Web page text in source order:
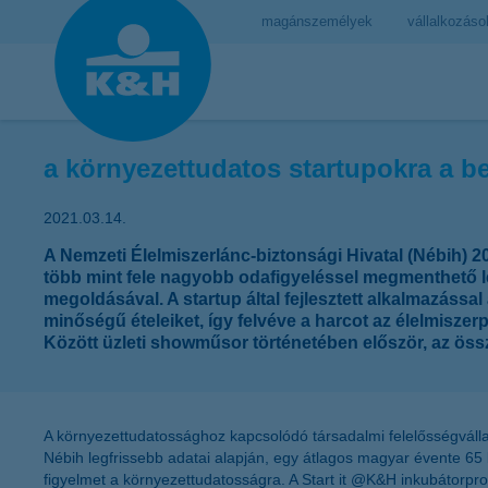
magánszemélyek
a környezettudatos startupokra a
2021.03.14.
A Nemzeti Élelmiszerlánc-biztonsági Hivatal (Nébih)
több mint fele nagyobb odafigyeléssel megmenthető
megoldásával. A startup által fejlesztett
minőségű ételeiket, így felvéve a harcot az
Között üzleti showműsor történetében először, az
A környezettudatossághoz kapcsolódó társadalmi
Nébih legfrissebb adatai alapján, egy átlagos magyar évente
figyelmet a környezettudatosságra. A Start it @K&H